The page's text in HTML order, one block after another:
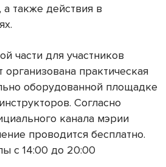
также действия в
части для участников
организована практическая
оборудованной площадке
Согласно
канала мэрии
проводится бесплатно.
с 14:00 до 20:00